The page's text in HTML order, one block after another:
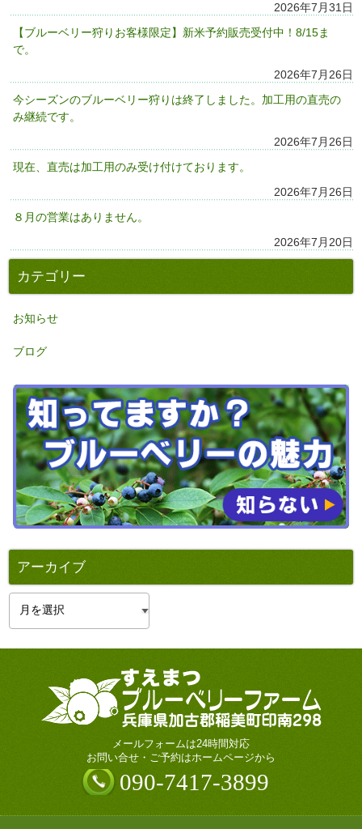
2026年7月31日
【ブルーベリー狩りお客様限定】新米予約販売受付中！8/15ま
で。
2026年7月26日
今シーズンのブルーベリー狩りは終了しました。加工用の直売の
み継続です。
2026年7月26日
現在、直売は加工用のみ受け付けております。
2026年7月26日
８月の営業はありません。
2026年7月20日
カテゴリー
お知らせ
ブログ
アーカイブ
イ
メールフォームは24時間対応
お問い合せ・ご予約はホームページから
090-7417-3899